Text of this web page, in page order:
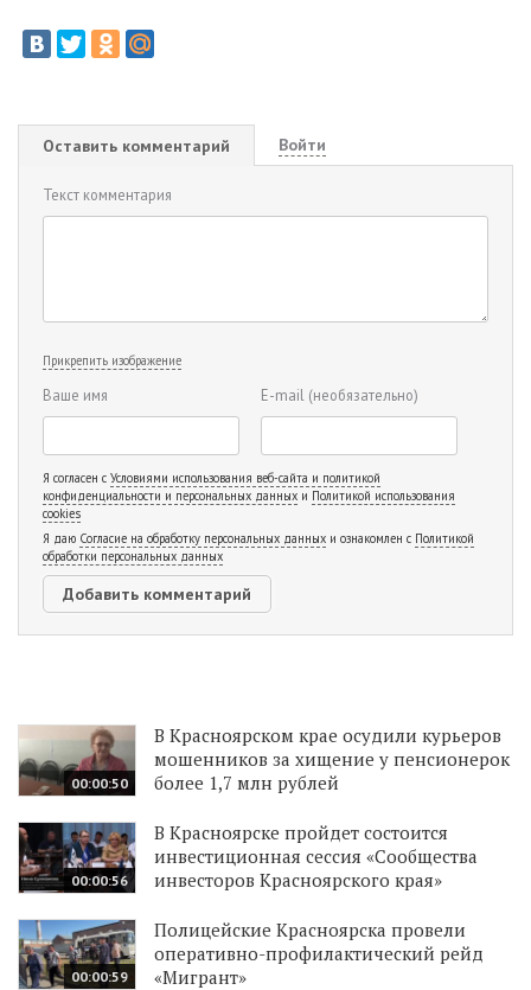
Оставить комментарий Войти
Текст комментария
Прикрепить изображение
Ваше имя E-mail (необязательно)
Я согласен с Условиями использования веб-сайта и политикой
конфиденциальности и персональных данных и Политикой использования
cookies
Я даю Согласие на обработку персональных данных и ознакомлен с Политикой
обработки персональных данных
00:00:50
В Красноярском крае осудили курьеров
мошенников за хищение у пенсионерок
более 1,7 млн рублей
00:00:56
В Красноярске пройдет состоится
инвестиционная сессия «Сообщества
инвесторов Красноярского края»
00:00:59
Полицейские Красноярска провели
оперативно-профилактический рейд
«Мигрант»